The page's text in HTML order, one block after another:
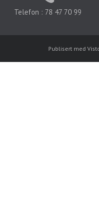
Telefon : 78 47 70 99
Publisert med